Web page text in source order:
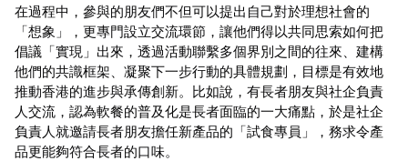
在過程中，參與的朋友們不但可以提出自己對於理想社會的
「想象」，更專門設立交流環節，讓他們得以共同思索如何把
倡議「實現」出來，透過活動聯繫多個界別之間的往來、建構
他們的共識框架、凝聚下一步行動的具體規劃，目標是有效地
推動香港的進步與承傳創新。比如說，有長者朋友與社企負責
人交流，認為軟餐的普及化是長者面臨的一大痛點，於是社企
負責人就邀請長者朋友擔任新產品的「試食專員」，務求令產
品更能夠符合長者的口味。